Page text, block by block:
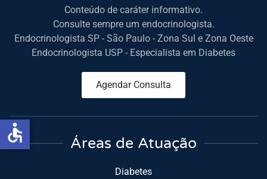
Conteúdo de caráter informativo.
Consulte sempre um endocrinologista.
Endocrinologista SP - São Paulo - Zona Sul e Zona Oeste
Endocrinologista USP - Especialista em Diabetes
Agendar Consulta
Áreas de Atuação
Diabetes
accessible